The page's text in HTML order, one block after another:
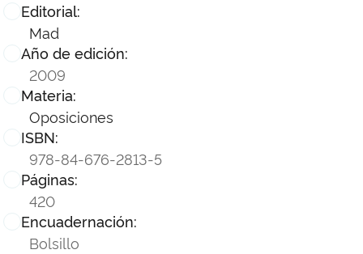
Editorial:
Mad
Año de edición:
2009
Materia:
Oposiciones
ISBN:
978-84-676-2813-5
Páginas:
420
Encuadernación:
Bolsillo